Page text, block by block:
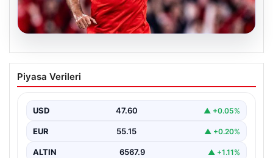
05.08.2026
Fenerbahçe’den hücum hattına dev
hamle! Benfica’nın gol makinesi
Piyasa Verileri
USD 47.60 ▲ +0.05%
EUR 55.15 ▲ +0.20%
ALTIN 6567.9 ▲ +1.11%